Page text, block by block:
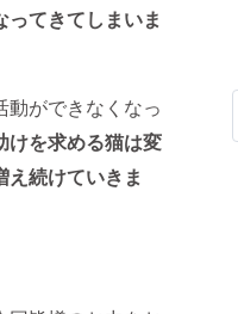
ってきてしまいま
動ができなくなっ
けを求める猫は変
え続けていきま